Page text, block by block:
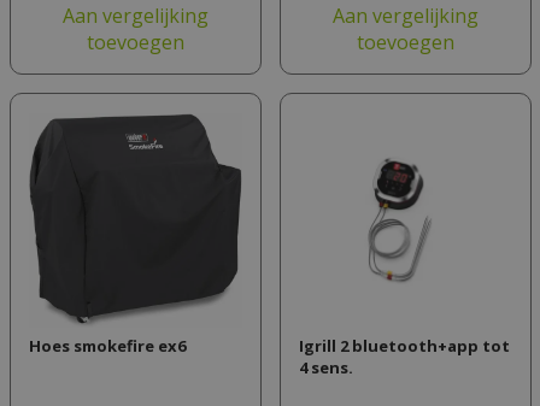
Aan vergelijking
toevoegen
Aan vergelijking
toevoegen
Hoes smokefire ex6
Igrill 2 bluetooth+app tot
4 sens.